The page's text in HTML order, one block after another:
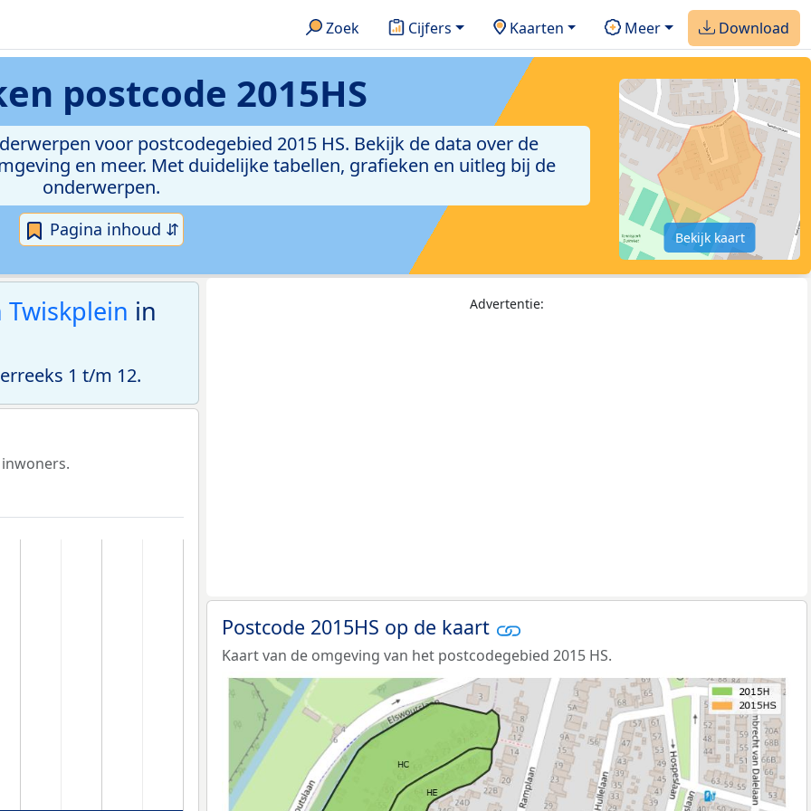
Zoek Cijfers Kaarten Meer Download
postcode 2015HS
voor postcodegebied 2015 HS. Bekijk de data over de
en meer. Met duidelijke tabellen, grafieken en uitleg bij de
onderwerpen.
Pagina inhoud ⇵ Bekijk kaart
Twiskplein in
1 t/m 12.
Advertentie:
Postcode 2015HS op de kaart
Kaart van de omgeving van het postcodegebied 2015 HS.